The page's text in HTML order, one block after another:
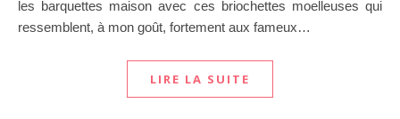
les barquettes maison avec ces briochettes moelleuses qui
ressemblent, à mon goût, fortement aux fameux…
LIRE LA SUITE